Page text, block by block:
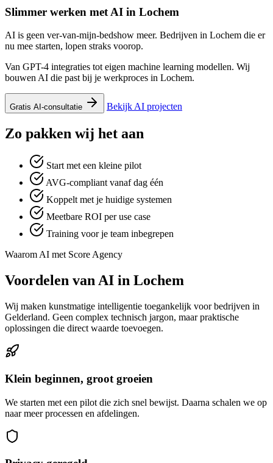
Slimmer werken met AI in Lochem
AI is geen ver-van-mijn-bedshow meer. Bedrijven in Lochem die er
nu mee starten, lopen straks voorop.
Van GPT-4 integraties tot eigen machine learning modellen. Wij
bouwen AI die past bij je werkproces in Lochem.
Gratis AI-consultatie Bekijk AI projecten
Zo pakken wij het aan
Start met een kleine pilot
AVG-compliant vanaf dag één
Koppelt met je huidige systemen
Meetbare ROI per use case
Training voor je team inbegrepen
Waarom AI met Score Agency
Voordelen van AI in Lochem
Wij maken kunstmatige intelligentie toegankelijk voor bedrijven in
Gelderland. Geen complex technisch jargon, maar praktische
oplossingen die direct waarde toevoegen.
Klein beginnen, groot groeien
We starten met een pilot die zich snel bewijst. Daarna schalen we op
naar meer processen en afdelingen.